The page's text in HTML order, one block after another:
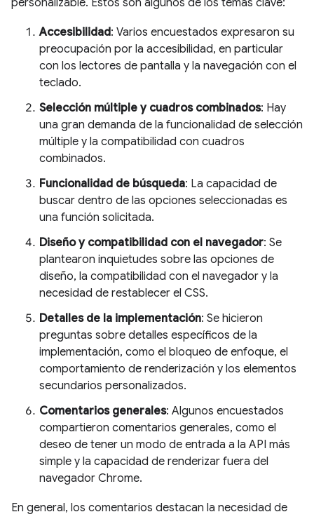
Accesibilidad: Varios encuestados expresaron su
preocupación por la accesibilidad, en particular
con los lectores de pantalla y la navegación con el
teclado.
Selección múltiple y cuadros combinados: Hay
una gran demanda de la funcionalidad de selección
múltiple y la compatibilidad con cuadros
combinados.
Funcionalidad de búsqueda: La capacidad de
buscar dentro de las opciones seleccionadas es
una función solicitada.
Diseño y compatibilidad con el navegador: Se
plantearon inquietudes sobre las opciones de
diseño, la compatibilidad con el navegador y la
necesidad de restablecer el CSS.
Detalles de la implementación: Se hicieron
preguntas sobre detalles específicos de la
implementación, como el bloqueo de enfoque, el
comportamiento de renderización y los elementos
secundarios personalizados.
Comentarios generales: Algunos encuestados
compartieron comentarios generales, como el
deseo de tener un modo de entrada a la API más
simple y la capacidad de renderizar fuera del
navegador Chrome.
En general, los comentarios destacan la necesidad de